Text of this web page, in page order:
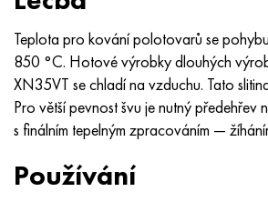
Teplota pro kování polotovarů se
850 °C. Hotové výrobky dlouhých
XN35VT se chladí na vzduchu. Tato
Pro větší pevnost švu je nutný
s finálním tepelným zpracováním —
Používání
MP159
Multimet n155
Nicrofer 5923 hMo
Nicrofer 6030
Nitronik 40
56DGNH
68NKhVKTYu
79NM, Magnifer 7904
80NMV-VI
HN73MBTYu
XN70YU
HN75 MBTYu
XN77TYu
5B
TL5
V 6
14 titan
1.4567 - AISI 304Cu
1,4570-aisi303Cu
1.4574 - Slitina PH 15-7 Mo®
1.4580 - AISI 316Cb
1,4597 - AISI 204Cu
15X16H2AM
18X11MNFB
18X12VMBFR
20X12VNMF
20H3MMF
30X, AISI 5130, 30h
30hgs, 30hgs
30hgsa, 30hgsa
30hgsn2a, 30hgsna
30xn2ma, 30CrNiMo8